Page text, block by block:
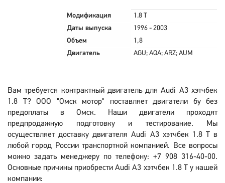
Модификация
1.8 T
Даты выпуска
1996 - 2003
Объем
1,8
Двигатель
AGU; AQA; ARZ; AUM
Вам требуется контрактный двигатель для Audi A3 хэтчбек
1.8 T? ООО "Омск мотор" поставляет двигатели бу без
предоплаты в Омск. Наши двигатели проходят
предпродажную подготовку и тестирование. Мы
осуществляет доставку двигателя Audi A3 хэтчбек 1.8 T в
любой город России транспортной компанией. Все вопросы
можно задать менеджеру по телефону: +7 908 316-40-00.
Основные причины приобрести Audi A3 хэтчбек 1.8 T у нашей
компании: